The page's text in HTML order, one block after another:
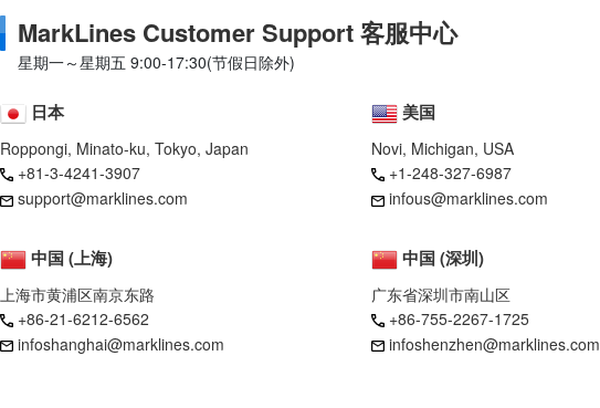
MarkLines Customer Support 客服中心
星期一～星期五 9:00-17:30(节假日除外)
日本
Roppongi, Minato-ku, Tokyo, Japan
+81-3-4241-3907
support@marklines.com
美国
Novi, Michigan, USA
+1-248-327-6987
infous@marklines.com
中国 (上海)
上海市黄浦区南京东路
+86-21-6212-6562
infoshanghai@marklines.com
中国 (深圳)
广东省深圳市南山区
+86-755-2267-1725
infoshenzhen@marklines.com